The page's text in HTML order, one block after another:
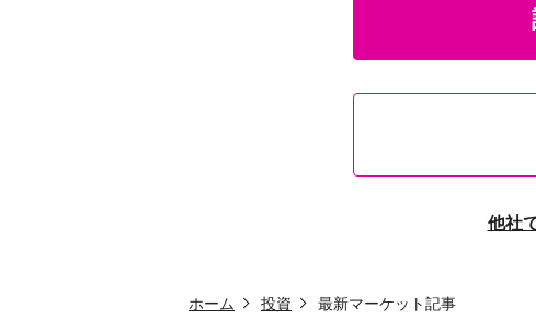
他社
ホーム 投資 最新マーケット記事